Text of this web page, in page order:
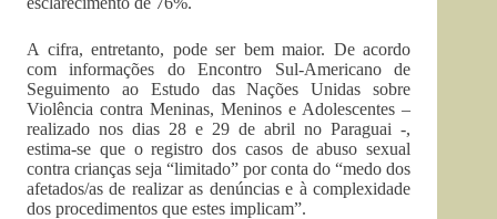
A cifra, entretanto, pode ser bem maior. De acordo
com informações do Encontro Sul-Americano de
Seguimento ao Estudo das Nações Unidas sobre
Violência contra Meninas, Meninos e Adolescentes –
realizado nos dias 28 e 29 de abril no Paraguai -,
estima-se que o registro dos casos de abuso sexual
contra crianças seja “limitado” por conta do “medo dos
afetados/as de realizar as denúncias e à complexidade
dos procedimentos que estes implicam”.